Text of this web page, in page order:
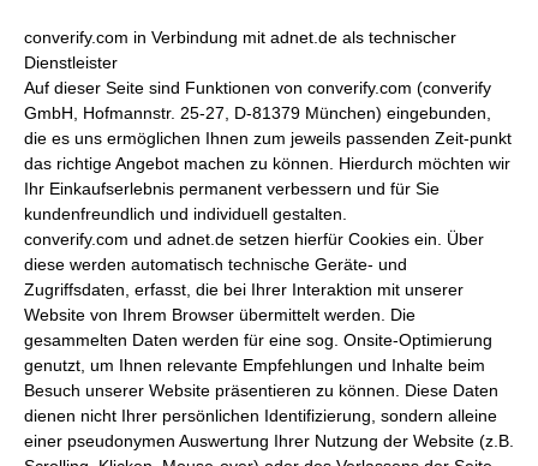
converify.com in Verbindung mit adnet.de als technischer
Dienstleister
Auf dieser Seite sind Funktionen von converify.com (converify
GmbH, Hofmannstr. 25-27, D-81379 München) eingebunden,
die es uns ermöglichen Ihnen zum jeweils passenden Zeit-punkt
das richtige Angebot machen zu können. Hierdurch möchten wir
Ihr Einkaufserlebnis permanent verbessern und für Sie
kundenfreundlich und individuell gestalten.
converify.com und adnet.de setzen hierfür Cookies ein. Über
diese werden automatisch technische Geräte- und
Zugriffsdaten, erfasst, die bei Ihrer Interaktion mit unserer
Website von Ihrem Browser übermittelt werden. Die
gesammelten Daten werden für eine sog. Onsite-Optimierung
genutzt, um Ihnen relevante Empfehlungen und Inhalte beim
Besuch unserer Website präsentieren zu können. Diese Daten
dienen nicht Ihrer persönlichen Identifizierung, sondern alleine
einer pseudonymen Auswertung Ihrer Nutzung der Website (z.B.